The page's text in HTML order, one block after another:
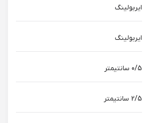
ایربولینگ
ایربولینگ